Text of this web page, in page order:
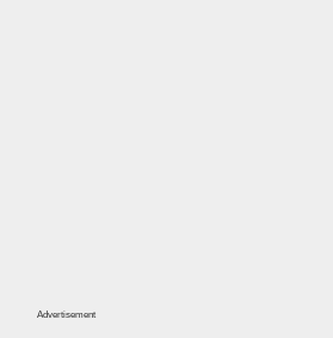
Advertisement